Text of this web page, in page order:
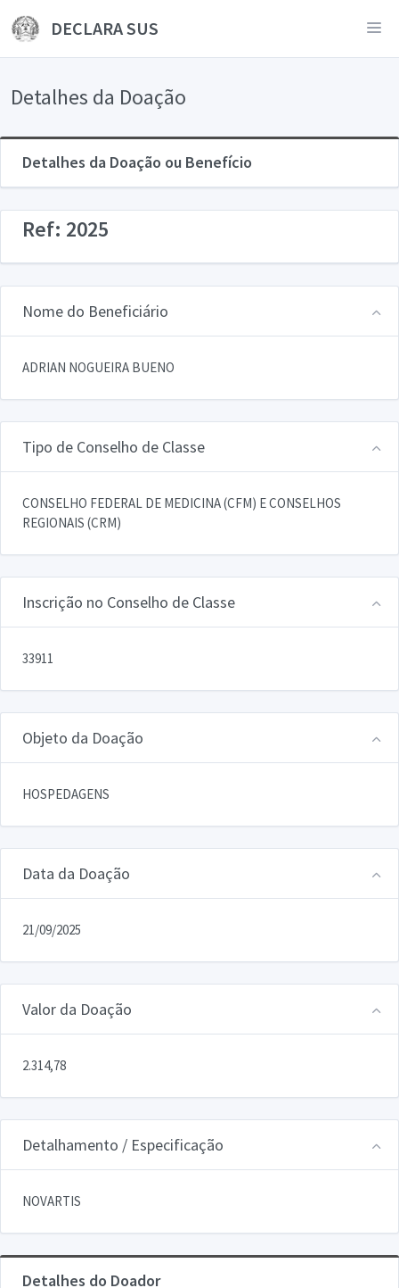
DECLARA SUS
Detalhes da Doação
Detalhes da Doação ou Benefício
Ref: 2025
Nome do Beneficiário
ADRIAN NOGUEIRA BUENO
Tipo de Conselho de Classe
CONSELHO FEDERAL DE MEDICINA (CFM) E CONSELHOS
REGIONAIS (CRM)
Inscrição no Conselho de Classe
33911
Objeto da Doação
HOSPEDAGENS
Data da Doação
21/09/2025
Valor da Doação
2.314,78
Detalhamento / Especificação
NOVARTIS
Detalhes do Doador